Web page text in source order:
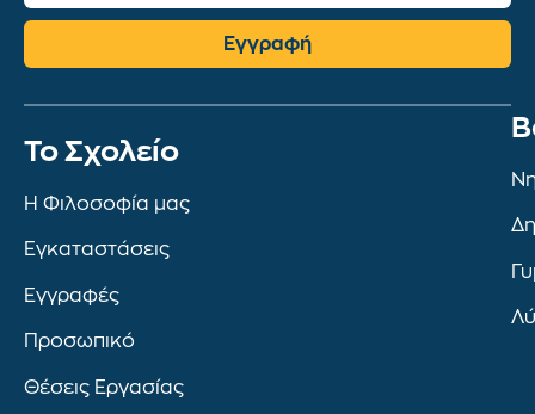
Εγγραφή
To Σχολείο
Η Φιλοσοφία μας
Εγκαταστάσεις
Εγγραφές
Προσωπικό
Θέσεις Εργασίας